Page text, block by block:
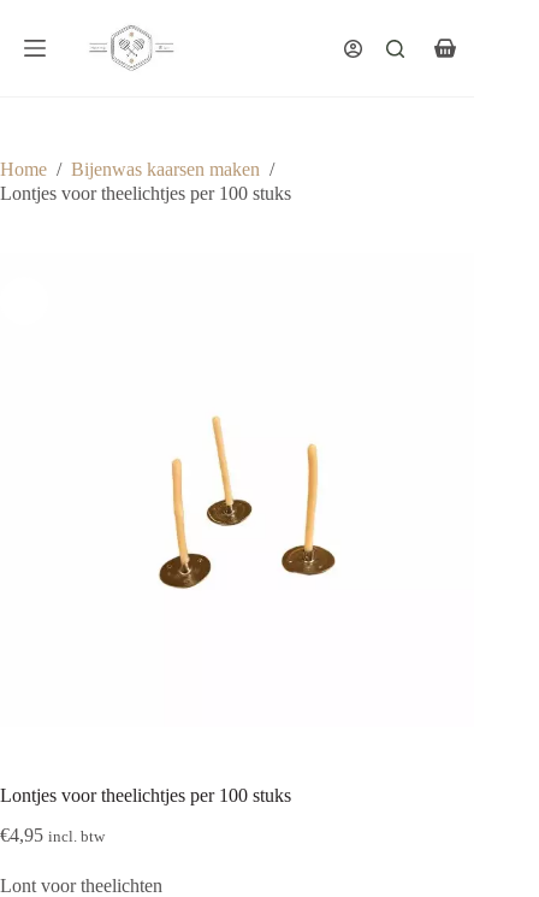
Winkelwagen
Home / Bijenwas kaarsen maken /
Lontjes voor theelichtjes per 100 stuks
Lontjes voor theelichtjes per 100 stuks
€4,95 incl. btw
Lont voor theelichten